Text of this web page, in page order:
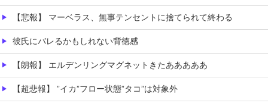
【悲報】 マーベラス、無事テンセントに捨てられて終わる
彼氏にバレるかもしれない背徳感
【朗報】 エルデンリングマグネットきたあああああ
【超悲報】 ”イカ”フロー状態”タコ”は対象外